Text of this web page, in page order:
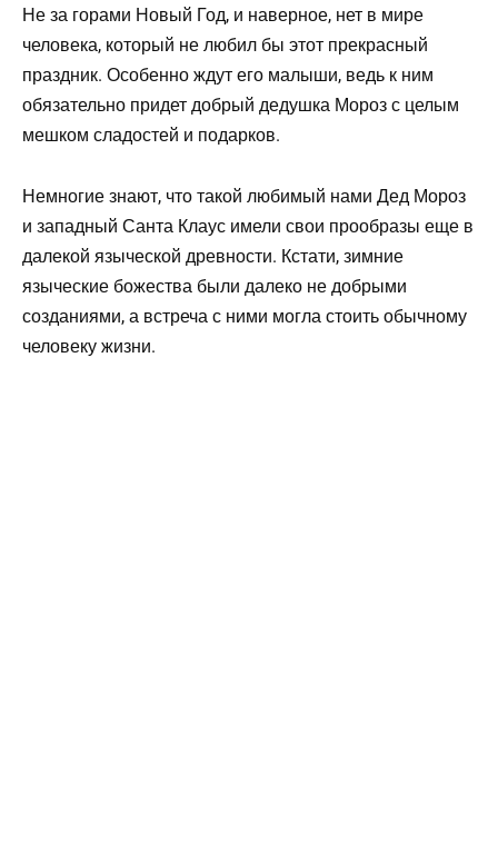
Не за горами Новый Год, и наверное, нет в мире
человека, который не любил бы этот прекрасный
праздник. Особенно ждут его малыши, ведь к ним
обязательно придет добрый дедушка Мороз с целым
мешком сладостей и подарков.
Немногие знают, что такой любимый нами Дед Мороз
и западный Санта Клаус имели свои прообразы еще в
далекой языческой древности. Кстати, зимние
языческие божества были далеко не добрыми
созданиями, а встреча с ними могла стоить обычному
человеку жизни.